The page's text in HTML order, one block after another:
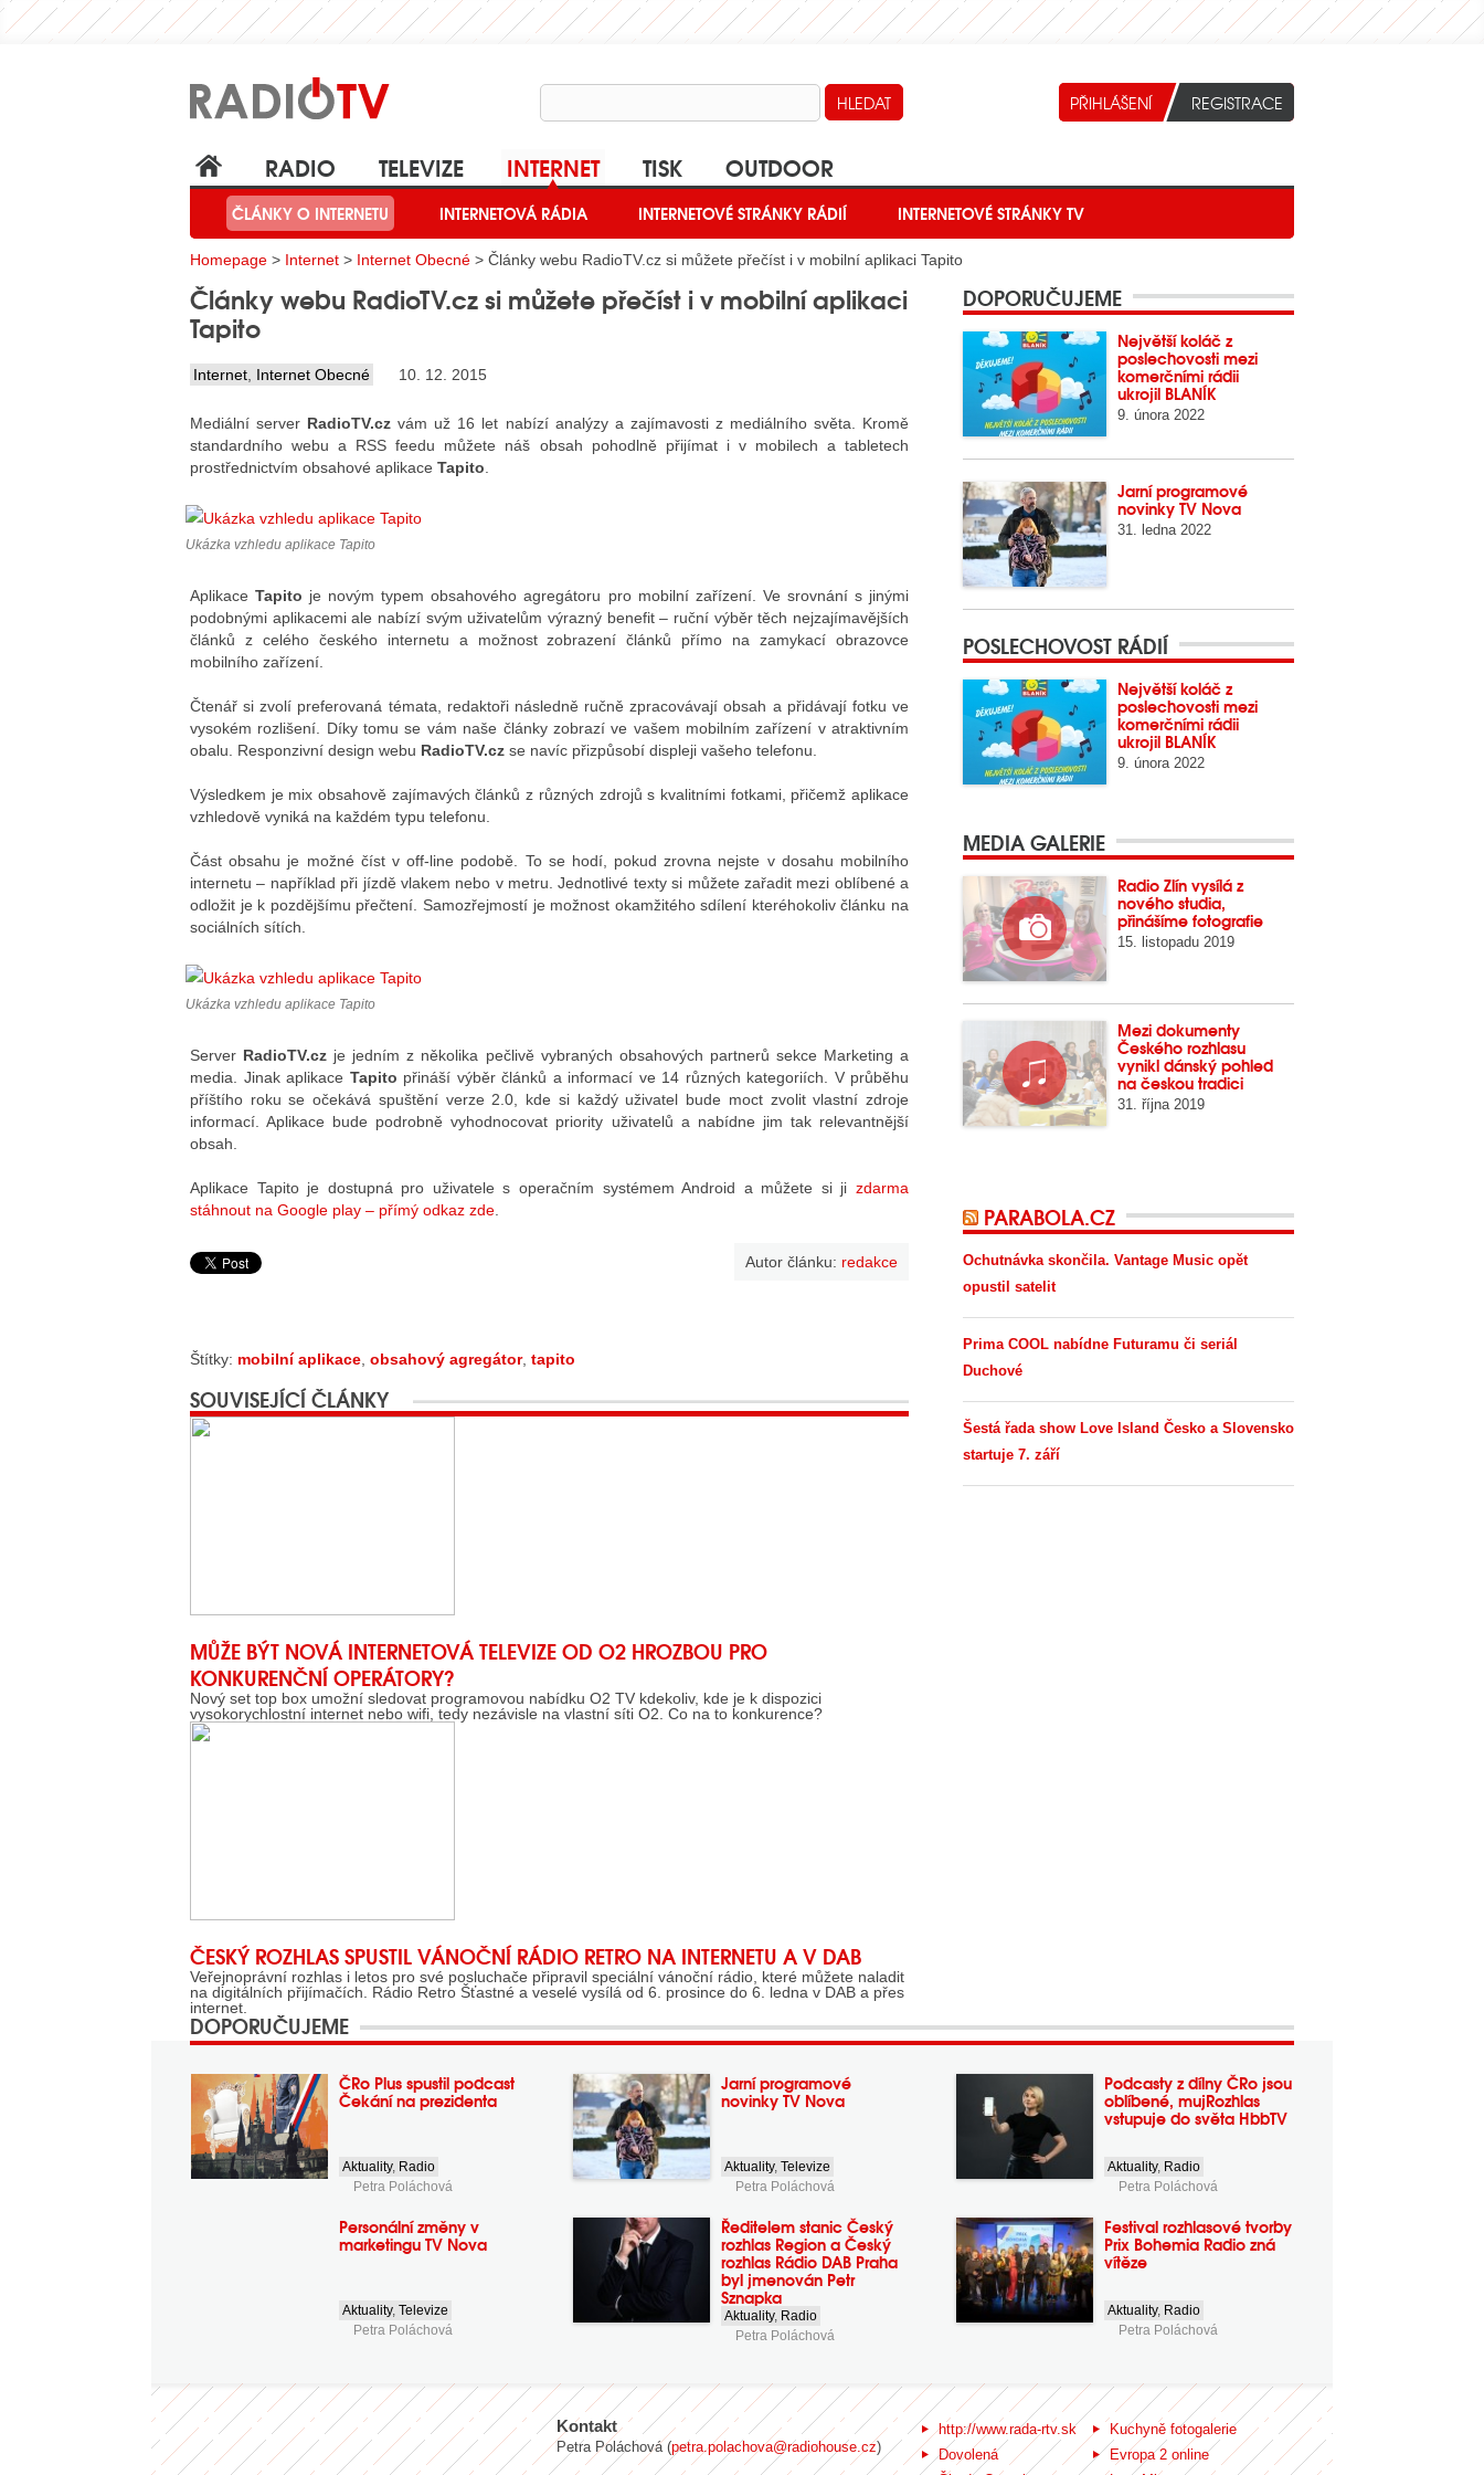
RADIO TELEVIZE INTERNET
ČLÁNKY O INTERNETU INTERNETOVÁ RÁDIA INTERNETOVÉ STRÁNKY RÁDIÍ INTERNETOVÉ STRÁNKY TV
TISK OUTDOOR
Homepage > Internet > Internet Obecné > Články webu RadioTV.cz si můžete přečíst i v mobilní aplikaci Tapito
Články webu RadioTV.cz si můžete přečíst i v mobilní aplikaci
Tapito
Internet Internet Obecné 10. 12. 2015
Mediální server RadioTV.cz vám už 16 let nabízí analýzy a zajímavosti z mediálního světa. Kromě
standardního webu a RSS feedu můžete náš obsah pohodlně přijímat i v mobilech a tabletech
prostřednictvím obsahové aplikace Tapito
Ukázka vzhledu aplikace Tapito
AplikaceTapito je novým typem obsahového agregátoru pro mobilní zařízení. Ve srovnání s jinými
podobnými aplikacemi ale nabízí svým uživatelům výrazný benefit – ruční výběr těch nejzajímavějších
článků z celého českého internetu a možnost zobrazení článků přímo na zamykací obrazovce
mobilního zařízení.
Čtenář si zvolí preferovaná témata, redaktoři následně ručně zpracovávají obsah a přidávají fotku ve
vysokém rozlišení. Díky tomu se vám naše články zobrazí ve vašem mobilním zařízení v atraktivním
obalu. Responzivní design webu RadioTV.cz se navíc přizpůsobí displeji vašeho telefonu.
Výsledkem je mix obsahově zajímavých článků z různých zdrojů s kvalitními fotkami, přičemž aplikace
vzhledově vyniká na každém typu telefonu.
Část obsahu je možné číst v off-line podobě. To se hodí, pokud zrovna nejste v dosahu mobilního
internetu – například při jízdě vlakem nebo v metru. Jednotlivé texty si můžete zařadit mezi oblíbené a
odložit je k pozdějšímu přečtení. Samozřejmostí je možnost okamžitého sdílení kteréhokoliv článku na
sociálních sítích.
Ukázka vzhledu aplikace Tapito
Server RadioTV.cz je jedním z několika pečlivě vybraných obsahových partnerů sekce Marketing a
media. Jinak aplikace Tapito přináší výběr článků a informací ve 14 různých kategoriích. V průběhu
příštího roku se očekává spuštění verze 2.0, kde si každý uživatel bude moct zvolit vlastní zdroje
informací. Aplikace bude podrobně vyhodnocovat priority uživatelů a nabídne jim tak relevantnější
obsah.
Aplikace Tapito je dostupná pro uživatele s operačním systémem Android a můžete si jizdarma
stáhnout na Google play – přímý odkaz zde
Autor článku: redakce
Štítky: mobilní aplikace obsahový agregátor, tapito
SOUVISEJÍCÍ ČLÁNKY
MŮŽE BÝT NOVÁ INTERNETOVÁ TELEVIZE OD O2 HROZBOU PRO
KONKURENČNÍ OPERÁTORY?
Nový set top box umožní sledovat programovou nabídku O2 TV kdekoliv, kde je k dispozici
vysokorychlostní internet nebo wifi, tedy nezávisle na vlastní síti O2. Co na to konkurence?
ČESKÝ ROZHLAS SPUSTIL VÁNOČNÍ RÁDIO RETRO NA INTERNETU A V DAB
Veřejnoprávní rozhlas i letos pro své posluchače připravil speciální vánoční rádio, které můžete naladit
na digitálních přijímačích. Rádio Retro Šťastné a veselé vysílá od 6. prosince do 6. ledna v DAB a přes
internet.
DOPORUČUJEME
Největší koláč z
poslechovosti mezi
komerčními rádii
ukrojil BLANÍK
9. února 2022
Jarní programové
novinky TV Nova
31. ledna 2022
POSLECHOVOST RÁDIÍ
Největší koláč z
poslechovosti mezi
komerčními rádii
ukrojil BLANÍK
9. února 2022
MEDIA GALERIE
Radio Zlín vysílá z
nového studia,
přinášíme fotografie
15. listopadu 2019
Mezi dokumenty
Českého rozhlasu
vynikl dánský pohled
na českou tradici
31. října 2019
PARABOLA.CZ
Ochutnávka skončila. Vantage Music opět
opustil satelit
Prima COOL nabídne Futuramu či seriál
Duchové
Šestá řada show Love Island Česko a Slovensko
startuje 7. září
DOPORUČUJEME
ČRo Plus spustil podcast
Čekání na prezidenta
Aktuality, Radio
Petra Poláchová
Jarní programové
novinky TV Nova
Aktuality,Televize
Petra Poláchová
Podcasty z dílny ČRo jsou
oblíbené, mujRozhlas
vstupuje do světa HbbTV
Aktuality, Radio
Petra Poláchová
Personální změny v
marketingu TV Nova
Aktuality,Televize
Petra Poláchová
Ředitelem stanic Český
rozhlas Region a Český
rozhlas Rádio DAB Praha
byl jmenován Petr
Sznapka
Aktuality, Radio
Petra Poláchová
Festival rozhlasové tvorby
Prix Bohemia Radio zná
vítěze
Aktuality, Radio
Petra Poláchová
Kontakt
Petra Poláchová (petra.polachova@radiohouse.cz)
http://www.rada-rtv.sk
Kuchyně fotogalerie
Dovolená
Evropa 2 online